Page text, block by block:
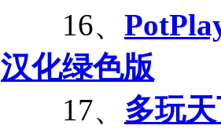
16、
汉化绿色版
17、 多玩